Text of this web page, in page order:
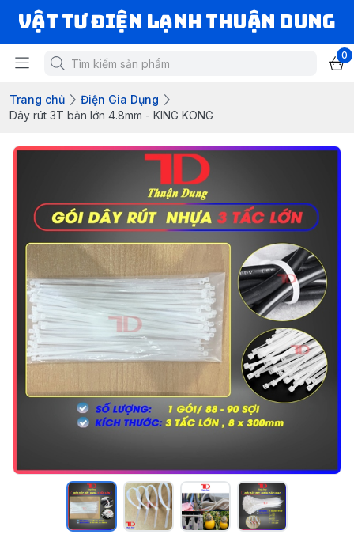
VẬT TƯ ĐIỆN LẠNH THUẬN DUNG
0
Trang chủ
Điện Gia Dụng
Dây rút 3T bản lớn 4.8mm - KING KONG